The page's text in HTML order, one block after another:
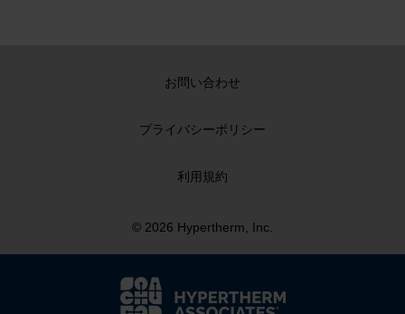
お問い合わせ
プライバシーポリシー
利用規約
© 2026 Hypertherm, Inc.